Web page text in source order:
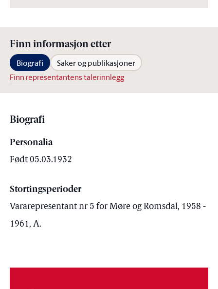
Finn informasjon etter
Biografi Saker og publikasjoner
Finn representantens talerinnlegg
Biografi
Personalia
Født 05.03.1932
Stortingsperioder
Vararepresentant nr 5 for Møre og Romsdal, 1958 -
1961, A.